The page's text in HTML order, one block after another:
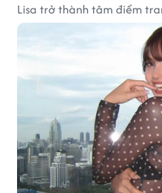
Lisa trở thành tâm điểm